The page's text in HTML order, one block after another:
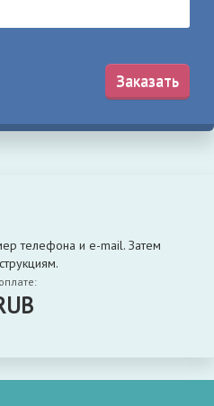
Заказать
телефона и e-mail. Затем